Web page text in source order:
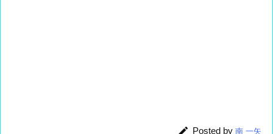
 Posted by 南 一矢